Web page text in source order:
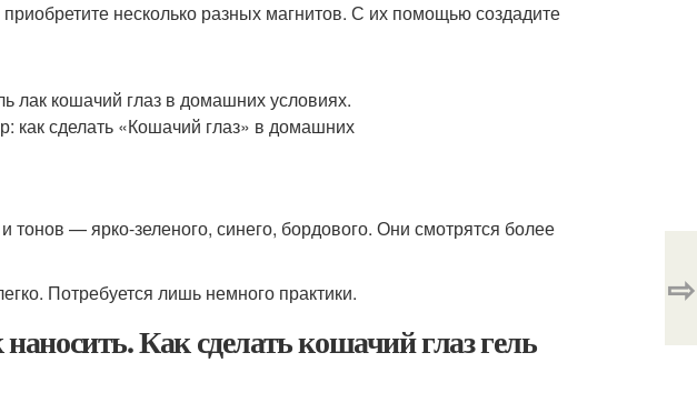
несколько разных магнитов. С их помощью создадите
тонов — ярко-зеленого, синего, бордового. Они смотрятся более
Потребуется лишь немного практики.
Как сделать кошачий глаз гель
⇨